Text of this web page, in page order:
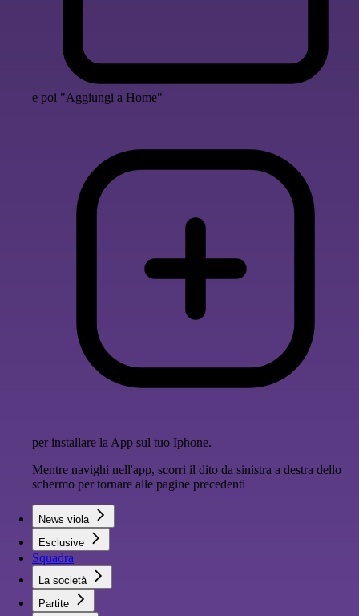
e poi "Aggiungi a Home"
per installare la App sul tuo Iphone.
Mentre navighi nell'app, scorri il dito da sinistra a destra dello
schermo per tornare alle pagine precedenti
News viola
Esclusive
Squadra
La società
Partite